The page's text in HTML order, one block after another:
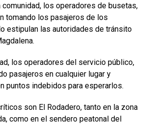
comunidad, los operadores de busetas,
tomando los pasajeros de los
estipulan las autoridades de tránsito
los operadores del servicio público,
pasajeros en cualquier lugar y
puntos indebidos para esperarlos.
son El Rodadero, tanto en la zona
como en el sendero peatonal del